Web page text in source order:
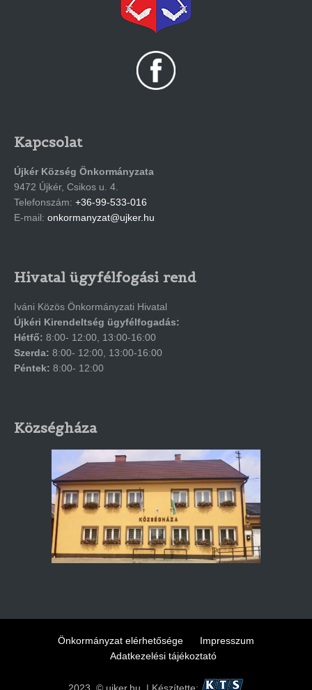
Kapcsolat
Újkér Község Önkormányzata
9472 Újkér, Csikos u. 4.
Telefonszám: +36-99-533-016
E-mail: onkormanyzat@ujker.hu
Hivatal ügyfélfogási rend
Iváni Közös Önkormányzati Hivatal
Újkéri Kirendeltség ügyfélfogadás:
Hétfő: 8:00- 12:00, 13:00-16:00
Szerda: 8:00- 12:00, 13:00-16:00
Péntek: 8:00- 12:00
Községháza
Önkormányzat elérhetősége
Impresszum
Adatkezelési tájékoztató